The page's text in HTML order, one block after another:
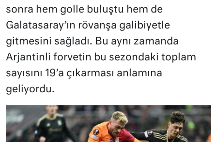
sonra hem golle buluştu hem de
Galatasaray’ın rövanşa galibiyetle
gitmesini sağladı. Bu aynı zamanda
Arjantinli forvetin bu sezondaki toplam
sayısını 19’a çıkarması anlamına
geliyordu.